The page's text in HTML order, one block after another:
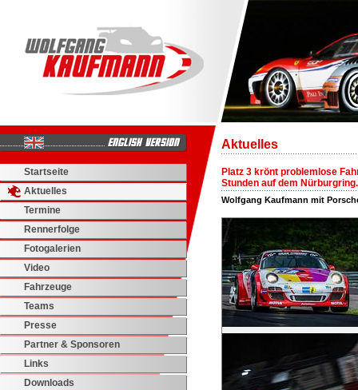
Startseite
Aktuelles
Termine
Rennerfolge
Fotogalerien
Video
Fahrzeuge
Teams
Presse
Partner & Sponsoren
Links
Downloads
Aktuelles
Platz 3 krönt problemlose
Stunden auf dem Nürburgring.
Wolfgang Kaufmann mit